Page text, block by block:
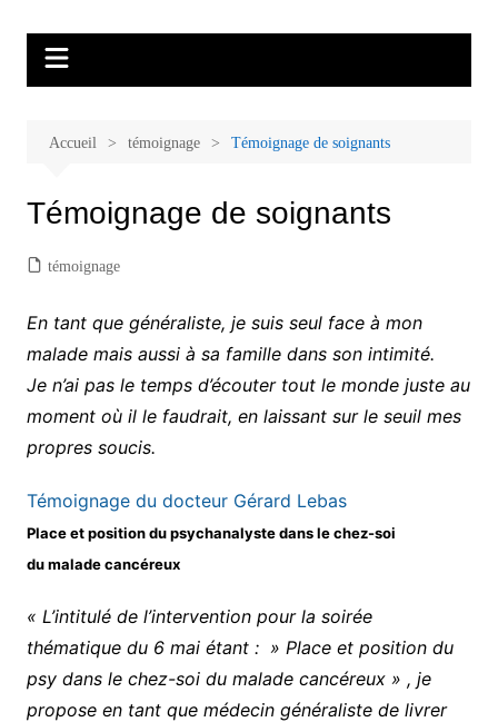
contenu
Malades et proches, Vivre avec et
après le cancer
thérapeutique, sophrologie, sport adapté, art thérapie, musico thérapie…
Accueil témoignage Témoignage de soignants
Témoignage de soignants
témoignage
En tant que généraliste, je suis seul face à mon
malade mais aussi à sa famille dans son intimité.
Je n’ai pas le temps d’écouter tout le monde juste au
moment où il le faudrait, en laissant sur le seuil mes
propres soucis.
Témoignage du docteur Gérard Lebas
Place et position du psychanalyste dans le chez-soi
du malade cancéreux
« L’intitulé de l’intervention pour la soirée
thématique du 6 mai étant : » Place et position du
psy dans le chez-soi du malade cancéreux » , je
propose en tant que médecin généraliste de livrer